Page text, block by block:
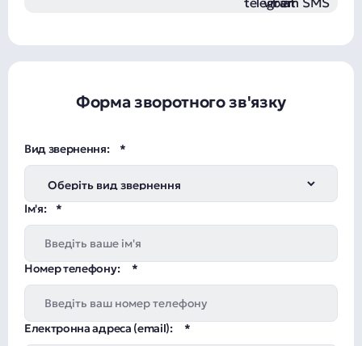
Форма зворотного зв'язку
Вид звернення:
Ім'я:
Номер телефону:
Електронна адреса (email):